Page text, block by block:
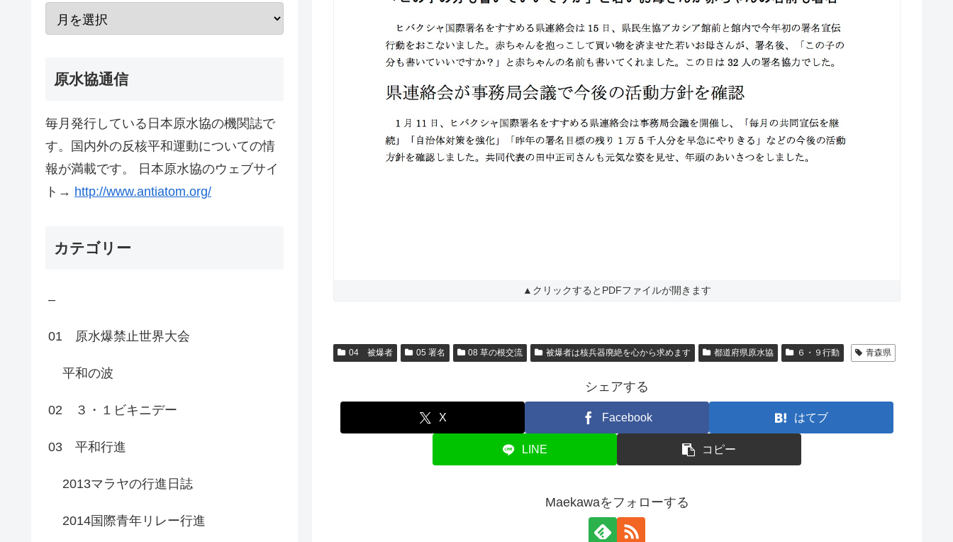
▲クリックするとPDFファイルが開きます
04 被爆者 05 署名 08 草の根交流 被爆者は核兵器廃絶を心から求めます 都道府県原水協 ６・９行動 青森県
シェアする
X Facebook はてブ
LINE コピー
Maekawaをフォローする
原水協通信
毎月発行している日本原水協の機関誌で
す。国内外の反核平和運動についての情
報が満載です。 日本原水協のウェブサイ
ト→ http://www.antiatom.org/
カテゴリー
–
01 原水爆禁止世界大会
平和の波
02 ３・１ビキニデー
03 平和行進
2013マラヤの行進日誌
2014国際青年リレー行進